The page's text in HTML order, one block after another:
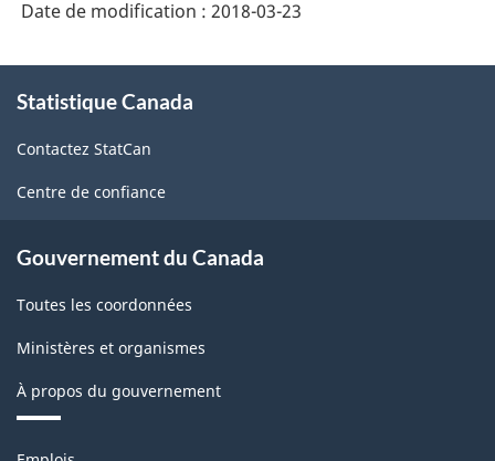
Date de modification : 2018-03-23
propos
ce
site
Statistique Canada
Contactez StatCan
Centre de confiance
Gouvernement du Canada
Toutes les coordonnées
Ministères et organismes
À propos du gouvernement
Thèmes